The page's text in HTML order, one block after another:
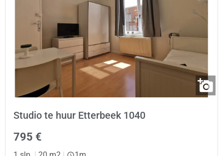
Studio te huur Etterbeek 1040
795 €